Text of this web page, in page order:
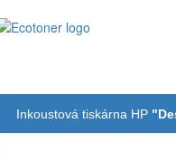
Inkoustová tiskárna HP